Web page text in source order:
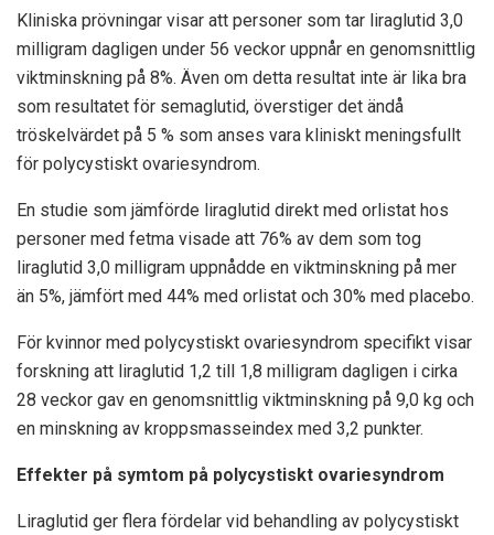
Kliniska prövningar visar att personer som tar liraglutid 3,0
milligram dagligen under 56 veckor uppnår en genomsnittlig
viktminskning på 8%. Även om detta resultat inte är lika bra
som resultatet för semaglutid, överstiger det ändå
tröskelvärdet på 5 % som anses vara kliniskt meningsfullt
för polycystiskt ovariesyndrom.
En studie som jämförde liraglutid direkt med orlistat hos
personer med fetma visade att 76% av dem som tog
liraglutid 3,0 milligram uppnådde en viktminskning på mer
än 5%, jämfört med 44% med orlistat och 30% med placebo.
För kvinnor med polycystiskt ovariesyndrom specifikt visar
forskning att liraglutid 1,2 till 1,8 milligram dagligen i cirka
28 veckor gav en genomsnittlig viktminskning på 9,0 kg och
en minskning av kroppsmasseindex med 3,2 punkter.
Effekter på symtom på polycystiskt ovariesyndrom
Liraglutid ger flera fördelar vid behandling av polycystiskt